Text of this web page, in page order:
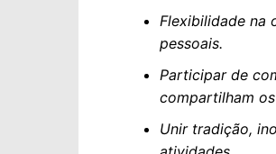
Flexibilidade na
pessoais.
Participar de
compartilham
Unir tradição,